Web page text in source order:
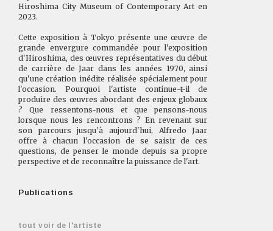
Hiroshima City Museum of Contemporary Art en
2023.
Cette exposition à Tokyo présente une œuvre de
grande envergure commandée pour l'exposition
d'Hiroshima, des œuvres représentatives du début
de carrière de Jaar dans les années 1970, ainsi
qu'une création inédite réalisée spécialement pour
l'occasion. Pourquoi l'artiste continue-t-il de
produire des œuvres abordant des enjeux globaux
? Que ressentons-nous et que pensons-nous
lorsque nous les rencontrons ? En revenant sur
son parcours jusqu'à aujourd'hui, Alfredo Jaar
offre à chacun l'occasion de se saisir de ces
questions, de penser le monde depuis sa propre
perspective et de reconnaître la puissance de l'art.
Publications
tout voir de l'artiste